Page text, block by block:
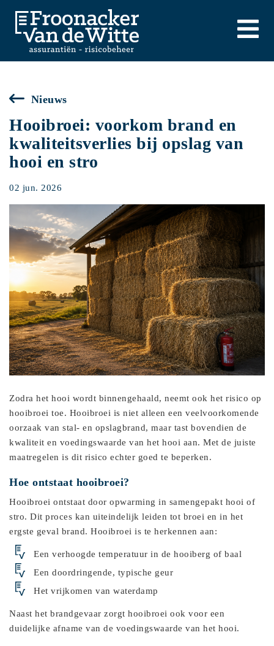
Nieuws
Hooibroei: voorkom brand en
kwaliteitsverlies bij opslag van
hooi en stro
02 jun. 2026
Zodra het hooi wordt binnengehaald, neemt ook het risico op
hooibroei toe. Hooibroei is niet alleen een veelvoorkomende
oorzaak van stal- en opslagbrand, maar tast bovendien de
kwaliteit en voedingswaarde van het hooi aan. Met de juiste
maatregelen is dit risico echter goed te beperken.
Hoe ontstaat hooibroei?
Hooibroei ontstaat door opwarming in samengepakt hooi of
stro. Dit proces kan uiteindelijk leiden tot broei en in het
ergste geval brand. Hooibroei is te herkennen aan:
Een verhoogde temperatuur in de hooiberg of baal
Een doordringende, typische geur
Het vrijkomen van waterdamp
Naast het brandgevaar zorgt hooibroei ook voor een
duidelijke afname van de voedingswaarde van het hooi.